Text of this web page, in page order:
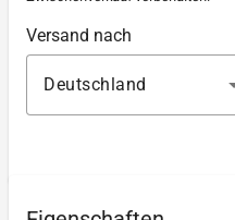
Versand nach
Deutschland